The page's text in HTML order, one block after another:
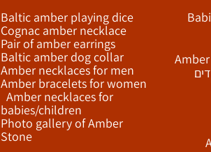
Baltic amber playing dice
Cognac amber necklace
Pair of amber earrings
Baltic amber dog collar
Amber necklaces for men
Amber bracelets for women
Amber necklaces for
babies/children
Photo gallery of Amber
Stone